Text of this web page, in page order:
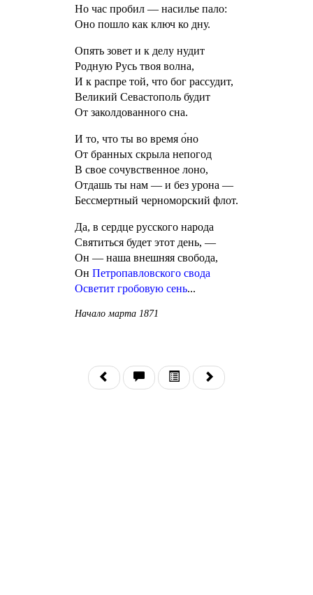
Но час пробил — насилье пало:
Оно пошло как ключ ко дну.
Опять зовет и к делу нудит
Родную Русь твоя волна,
И к распре той, что бог рассудит,
Великий Севастополь будит
От заколдованного сна.
И то, что ты во время о́но
От бранных скрыла непогод
В свое сочувственное лоно,
Отдашь ты нам — и без урона —
Бессмертный черноморский флот.
Да, в сердце русского народа
Святиться будет этот день, —
Он — наша внешняя свобода,
Он Петропавловского свода
Осветит гробовую сень...
Начало марта 1871